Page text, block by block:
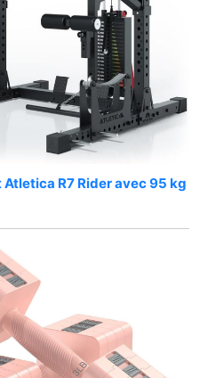
Atletica R7 Rider avec 95 kg